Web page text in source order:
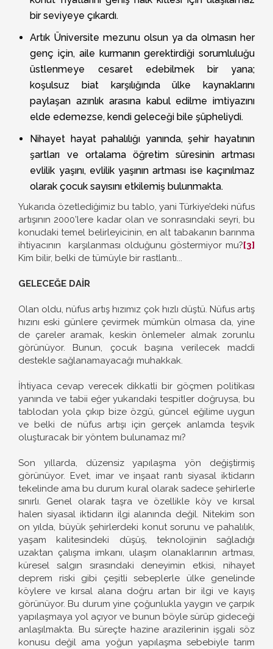
bir seviyeye çıkardı.
Artık Üniversite mezunu olsun ya da olmasın her
genç için, aile kurmanın gerektirdiği sorumluluğu
üstlenmeye cesaret edebilmek bir yana;
koşulsuz biat karşılığında ülke kaynaklarını
paylaşan azınlık arasına kabul edilme imtiyazını
elde edemezse, kendi geleceği bile şüpheliydi.
Nihayet hayat pahalılığı yanında, şehir hayatının
şartları ve ortalama öğretim süresinin artması
evlilik yaşını, evlilik yaşının artması ise kaçınılmaz
olarak çocuk sayısını etkilemiş bulunmakta.
Yukarıda özetlediğimiz bu tablo, yani Türkiye’deki nüfus
artışının 2000’lere kadar olan ve sonrasındaki seyri, bu
konudaki temel belirleyicinin, en alt tabakanın barınma
ihtiyacının karşılanması olduğunu göstermiyor mu?[3]
Kim bilir, belki de tümüyle bir rastlantı...
GELECEĞE DAİR
Olan oldu, nüfus artış hızımız çok hızlı düştü. Nüfus artış
hızını eski günlere çevirmek mümkün olmasa da, yine
de çareler aramak, keskin önlemeler almak zorunlu
görünüyor. Bunun, çocuk başına verilecek maddi
destekle sağlanamayacağı muhakkak.
İhtiyaca cevap verecek dikkatli bir göçmen politikası
yanında ve tabii eğer yukarıdaki tespitler doğruysa, bu
tablodan yola çıkıp bize özgü, güncel eğilime uygun
ve belki de nüfus artışı için gerçek anlamda teşvik
oluşturacak bir yöntem bulunamaz mı?
Son yıllarda, düzensiz yapılaşma yön değiştirmiş
görünüyor. Evet, imar ve inşaat rantı siyasal iktidarın
tekelinde ama bu durum kural olarak sadece şehirlerle
sınırlı. Genel olarak taşra ve özellikle köy ve kırsal
halen siyasal iktidarın ilgi alanında değil. Nitekim son
on yılda, büyük şehirlerdeki konut sorunu ve pahalılık,
yaşam kalitesindeki düşüş, teknolojinin sağladığı
uzaktan çalışma imkanı, ulaşım olanaklarının artması,
küresel salgın sırasındaki deneyimin etkisi, nihayet
deprem riski gibi çeşitli sebeplerle ülke genelinde
köylere ve kırsal alana doğru artan bir ilgi ve kayış
görünüyor. Bu durum yine çoğunlukla yaygın ve çarpık
yapılaşmaya yol açıyor ve bunun böyle sürüp gideceği
anlaşılmakta. Bu süreçte hazine arazilerinin işgali söz
konusu değil ama yoğun yapılaşma sebebiyle tarım